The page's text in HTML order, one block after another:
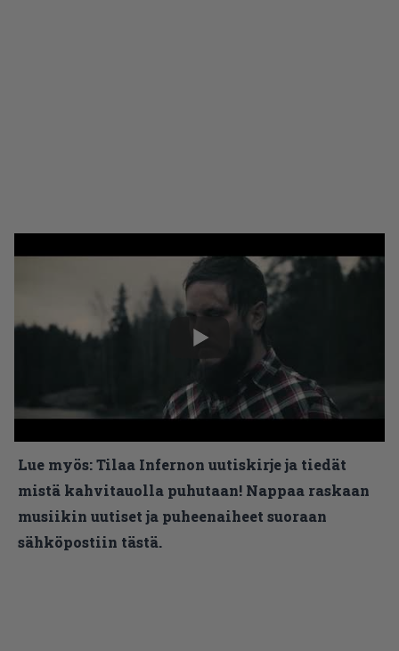
Lue myös:Tilaa Infernon uutiskirje ja tiedät
mistä kahvitauolla puhutaan! Nappaa raskaan
musiikin uutiset ja puheenaiheet suoraan
sähköpostiin tästä.